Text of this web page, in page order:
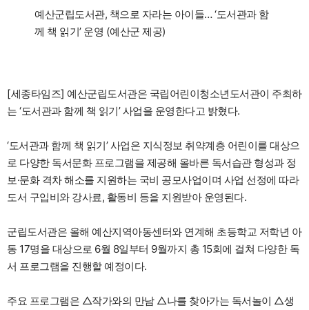
예산군립도서관, 책으로 자라는 아이들… ‘도서관과 함
께 책 읽기’ 운영 (예산군 제공)
[세종타임즈] 예산군립도서관은 국립어린이청소년도서관이 주최하
는 ‘도서관과 함께 책 읽기’ 사업을 운영한다고 밝혔다.
‘도서관과 함께 책 읽기’ 사업은 지식정보 취약계층 어린이를 대상으
로 다양한 독서문화 프로그램을 제공해 올바른 독서습관 형성과 정
보·문화 격차 해소를 지원하는 국비 공모사업이며 사업 선정에 따라
도서 구입비와 강사료, 활동비 등을 지원받아 운영된다.
군립도서관은 올해 예산지역아동센터와 연계해 초등학교 저학년 아
동 17명을 대상으로 6월 8일부터 9월까지 총 15회에 걸쳐 다양한 독
서 프로그램을 진행할 예정이다.
주요 프로그램은 △작가와의 만남 △나를 찾아가는 독서놀이 △생